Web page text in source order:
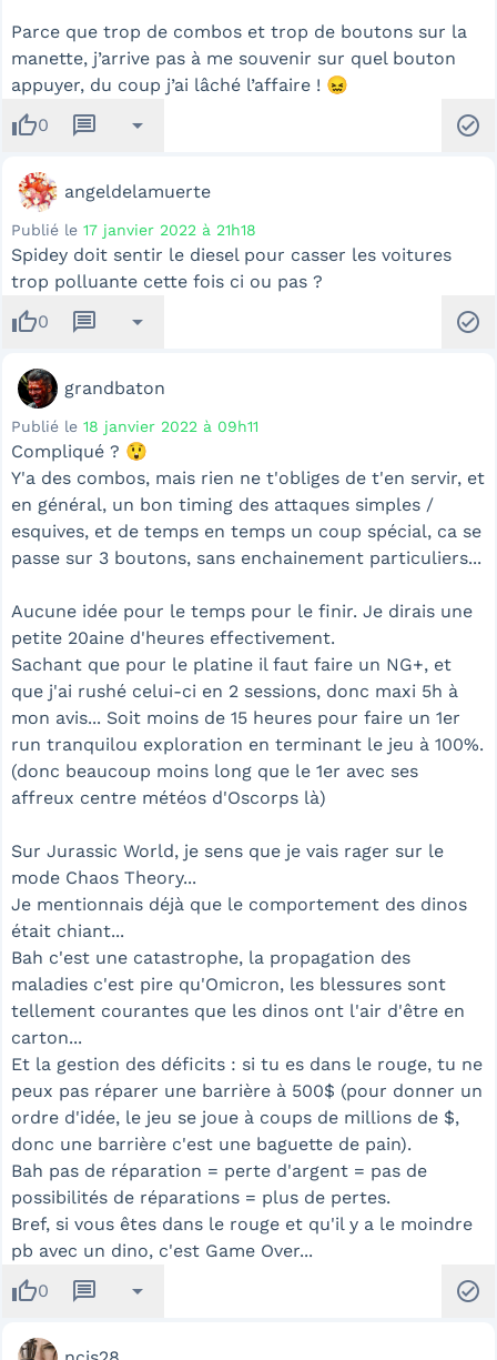
Parce que trop de combos et trop de boutons sur la
manette, j’arrive pas à me souvenir sur quel bouton
appuyer, du coup j’ai lâché l’affaire ! 😖
thumb_up0 message arrow_drop_down check_circle
angeldelamuerte
Publié le 17 janvier 2022 à 21h18
Spidey doit sentir le diesel pour casser les voitures
trop polluante cette fois ci ou pas ?
thumb_up0 message arrow_drop_down check_circle
grandbaton
Publié le 18 janvier 2022 à 09h11
Compliqué ? 😲
Y'a des combos, mais rien ne t'obliges de t'en servir, et
en général, un bon timing des attaques simples /
esquives, et de temps en temps un coup spécial, ca se
passe sur 3 boutons, sans enchainement particuliers...
Aucune idée pour le temps pour le finir. Je dirais une
petite 20aine d'heures effectivement.
Sachant que pour le platine il faut faire un NG+, et
que j'ai rushé celui-ci en 2 sessions, donc maxi 5h à
mon avis... Soit moins de 15 heures pour faire un 1er
run tranquilou exploration en terminant le jeu à 100%.
(donc beaucoup moins long que le 1er avec ses
affreux centre météos d'Oscorps là)
Sur Jurassic World, je sens que je vais rager sur le
mode Chaos Theory...
Je mentionnais déjà que le comportement des dinos
était chiant...
Bah c'est une catastrophe, la propagation des
maladies c'est pire qu'Omicron, les blessures sont
tellement courantes que les dinos ont l'air d'être en
carton...
Et la gestion des déficits : si tu es dans le rouge, tu ne
peux pas réparer une barrière à 500$ (pour donner un
ordre d'idée, le jeu se joue à coups de millions de $,
donc une barrière c'est une baguette de pain).
Bah pas de réparation = perte d'argent = pas de
possibilités de réparations = plus de pertes.
Bref, si vous êtes dans le rouge et qu'il y a le moindre
pb avec un dino, c'est Game Over...
thumb_up0 message arrow_drop_down check_circle